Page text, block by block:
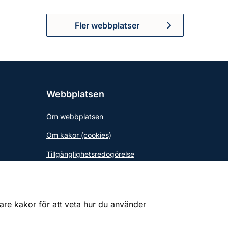
Fler webbplatser
Webbplatsen
Om webbplatsen
Om kakor (cookies)
Tillgänglighetsredogörelse
kakor för att veta hur du använder